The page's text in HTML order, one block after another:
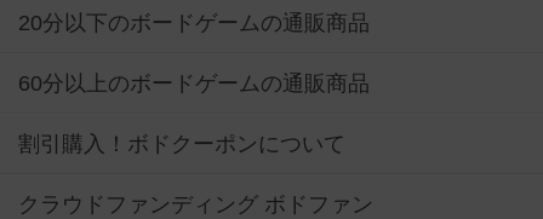
20分以下のボードゲームの通販商品
60分以上のボードゲームの通販商品
割引購入！ボドクーポンについて
クラウドファンディング ボドファン